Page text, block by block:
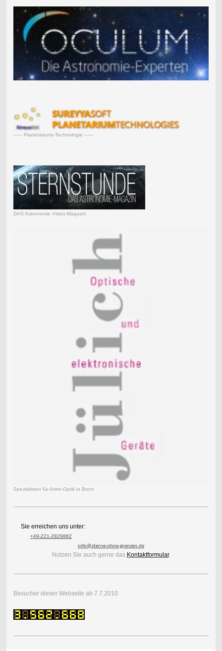
------ Planetariums-Technologie ------
DAS Astronomie Video-Magazin
Spezialisten für Astro-Optik in Bonn
Sie erreichen uns unter:
+49-221-2829882
info@sterne-ohne-grenzen.de
Nutzen Sie auch gerne das Kontaktformular.
Besucher dieser Webseite ab 7.7.2010